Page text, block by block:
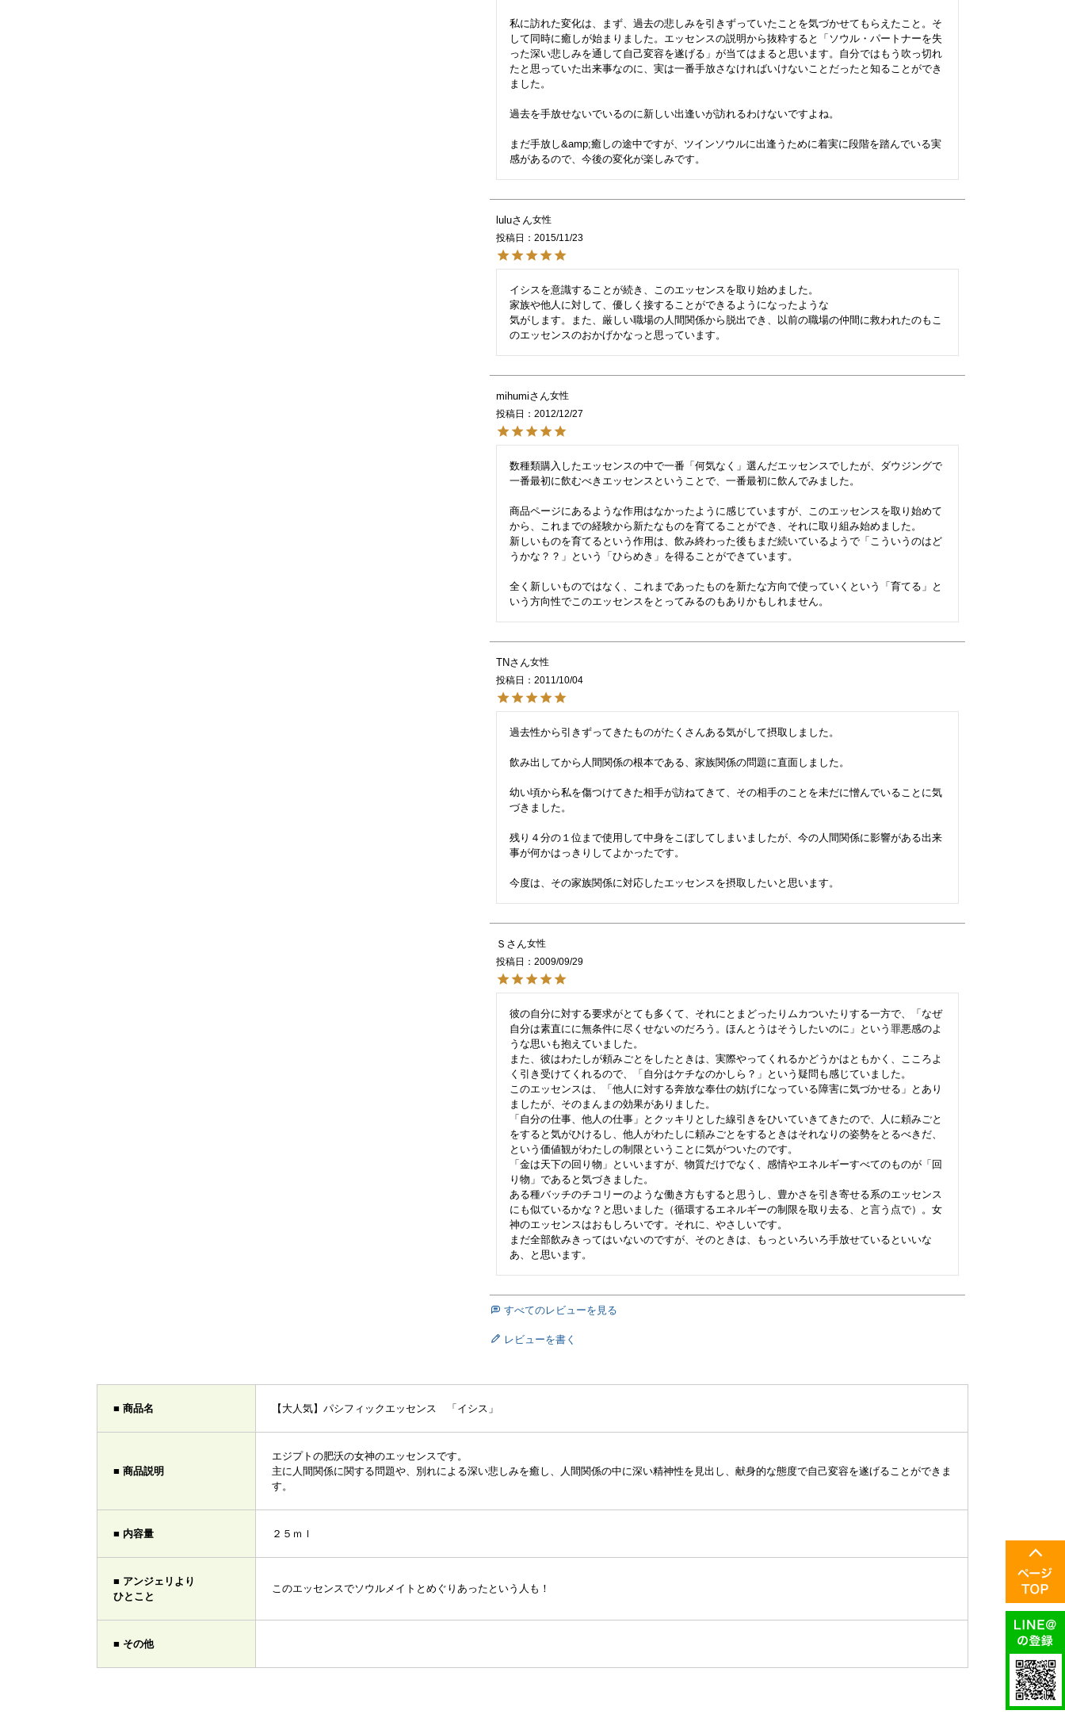
私に訪れた変化は、まず、過去の悲しみを引きずっていたことを気づかせてもらえたこと。そ
して同時に癒しが始まりました。エッセンスの説明から抜粋すると「ソウル・パートナーを失
った深い悲しみを通して自己変容を遂げる」が当てはまると思います。自分ではもう吹っ切れ
たと思っていた出来事なのに、実は一番手放さなければいけないことだったと知ることができ
ました。
過去を手放せないでいるのに新しい出逢いが訪れるわけないですよね。
まだ手放し&amp;癒しの途中ですが、ツインソウルに出逢うために着実に段階を踏んでいる実
lulu
女性
投稿日
2015/11/23
イシスを意識することが続き、このエッセンスを取り始めました。
家族や他人に対して、優しく接することができるようになったような
気がします。また、厳しい職場の人間関係から脱出でき、以前の職場の仲間に救われたのもこ
mihumi
女性
投稿日
2012/12/27
数種類購入したエッセンスの中で一番「何気なく」選んだエッセンスでしたが、ダウジングで
一番最初に飲むべきエッセンスということで、一番最初に飲んでみました。
商品ページにあるような作用はなかったように感じていますが、このエッセンスを取り始めて
から、これまでの経験から新たなものを育てることができ、それに取り組み始めました。
新しいものを育てるという作用は、飲み終わった後もまだ続いているようで「こういうのはど
うかな？？」という「ひらめき」を得ることができています。
全く新しいものではなく、これまであったものを新たな方向で使っていくという「育てる」と
TN
女性
投稿日
2011/10/04
過去性から引きずってきたものがたくさんある気がして摂取しました。
飲み出してから人間関係の根本である、家族関係の問題に直面しました。
幼い頃から私を傷つけてきた相手が訪ねてきて、その相手のことを未だに憎んでいることに気
づきました。
残り４分の１位まで使用して中身をこぼしてしまいましたが、今の人間関係に影響がある出来
事が何かはっきりしてよかったです。
Ｓ
女性
投稿日
2009/09/29
彼の自分に対する要求がとても多くて、それにとまどったりムカついたりする一方で、「なぜ
自分は素直にに無条件に尽くせないのだろう。ほんとうはそうしたいのに」という罪悪感のよ
うな思いも抱えていました。
また、彼はわたしが頼みごとをしたときは、実際やってくれるかどうかはともかく、こころよ
く引き受けてくれるので、「自分はケチなのかしら？」という疑問も感じていました。
このエッセンスは、「他人に対する奔放な奉仕の妨げになっている障害に気づかせる」とあり
ましたが、そのまんまの効果がありました。
「自分の仕事、他人の仕事」とクッキリとした線引きをひいていきてきたので、人に頼みごと
をすると気がひけるし、他人がわたしに頼みごとをするときはそれなりの姿勢をとるべきだ、
という価値観がわたしの制限ということに気がついたのです。
「金は天下の回り物」といいますが、物質だけでなく、感情やエネルギーすべてのものが「回
り物」であると気づきました。
ある種バッチのチコリーのような働き方もすると思うし、豊かさを引き寄せる系のエッセンス
にも似ているかな？と思いました（循環するエネルギーの制限を取り去る、と言う点で）。女
神のエッセンスはおもしろいです。それに、やさしいです。
まだ全部飲みきってはいないのですが、そのときは、もっといろいろ手放せているといいな
すべてのレビューを見る
レビューを書く
■ 商品名 【大人気】パシフィックエッセンス 「イシス」
■ 商品説明
エジプトの肥沃の女神のエッセンスです。
主に人間関係に関する問題や、別れによる深い悲しみを癒し、人間関係の中に深い精神性を見出し、献身的な態度で自己変容を遂げることができま
す。
■ 内容量 ２５ｍｌ
■ アンジェリより
ひとこと
このエッセンスでソウルメイトとめぐりあったという人も！
■ その他